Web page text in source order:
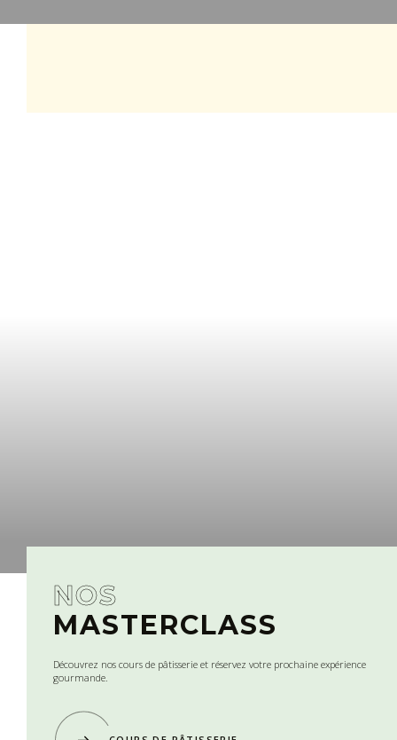
NOS
MASTERCLASS
Découvrez nos cours de pâtisserie et réservez votre prochaine expérience
gourmande.